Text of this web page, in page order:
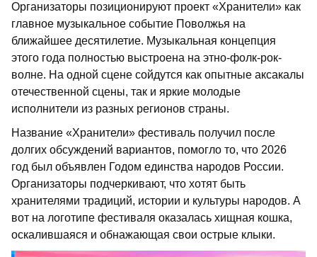
Организаторы позиционируют проект «Хранители» как
главное музыкальное событие Поволжья на
ближайшее десятилетие. Музыкальная концепция
этого года полностью выстроена на этно-фолк-рок-
волне. На одной сцене сойдутся как опытные аксакалы
отечественной сцены, так и яркие молодые
исполнители из разных регионов страны.
Название «Хранители» фестиваль получил после
долгих обсуждений вариантов, помогло то, что 2026
год был объявлен Годом единства народов России.
Организаторы подчеркивают, что хотят быть
хранителями традиций, истории и культуры народов. А
вот на логотипе фестиваля оказалась хищная кошка,
оскалившаяся и обнажающая свои острые клыки.